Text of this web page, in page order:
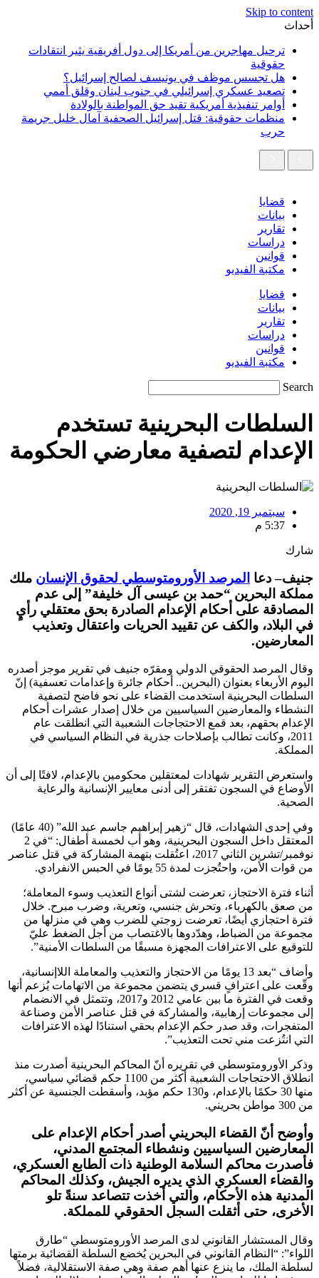
Skip to content
أحداث
ترحيل مهاجرين من أمريكا إلى دول أفريقية يثير انتقادات
حقوقية
هل تجسس موظف في يونيسف لصالح إسرائيل؟
تصعيد عسكري إسرائيلي في جنوب لبنان وقلق أممي
أوامر تنفيذية أمريكية تقيد حق المواطنة بالولادة
منظمات حقوقية: قتل إسرائيل الصحفية آمال خليل جريمة
حرب
قضايا
بيانات
تقارير
دراسات
قوانين
مكتبة الفيديو
قضايا
بيانات
تقارير
دراسات
قوانين
مكتبة الفيديو
Search
السلطات البحرينية تستخدم
الإعدام لتصفية معارضي الحكومة
سبتمبر 19, 2020
5:37 م
شارك
جنيف–دعا المرصد الأورومتوسطي لحقوق الإنسان ملك
مملكة البحرين “حمد بن عيسى آل خليفة” إلى عدم
المصادقة على أحكام الإعدام الصادرة بحق معتقلي رأيٍ
في البلاد، والكف عن تقييد الحريات واعتقال وتعذيب
المعارضين.
وقال المرصد الحقوقي الدولي ومقرّه جنيف في تقرير موجز أصدره
اليوم الأربعاء بعنوان (البحرين.. أحكام جائرة وإعدامات تعسفية) إنّ
السلطات البحرينية استخدمت القضاء على نحو فاضح لتصفية
النشطاء والمعارضين السياسيين من خلال إصدار عشرات أحكام
الإعدام بحقهم، بعد قمع الاحتجاجات الشعبية التي انطلقت عام
2011، وكانت تطالب بإصلاحات جذرية في النظام السياسي في
المملكة.
واستعرض التقرير شهادات لمعتقلين محكومين بالإعدام، لافتًا إلى أن
الأوضاع في السجون تفتقر إلى أدنى معايير الإنسانية والرعاية
الصحية.
وفي إحدى الشهادات، قال “زهير إبراهيم جاسم عبد الله” (40 عامًا)
المعتقل داخل السجون البحرينية، وهو أب لخمسة أطفال: “في 2
نوفمبر/تشرين الثاني 2017، اعتُقلت بتهمة المشاركة في قتل عناصر
من قوات الأمن، واحتُجزت لمدة 55 يومًا في الحبس الانفرادي.
أثناء فترة الاحتجاز، تعرضت لشتى أنواع التعذيب وسوء المعاملة؛
من صعق بالكهرباء، وتحرش جنسي، وتعرية، وضرب مبرح. خلال
فترة احتجازي أيضًا، تعرضت زوجتي للضرب وهي في منزلها من
مجموعة من الضباط، وهدّدوها بالاغتصاب من أجل الضغط عليّ
للتوقيع على الاعترافات المجهزة مسبقًا من السلطات الأمنية”.
وأضاف “بعد 13 يومًا من الاحتجاز والتعذيب والمعاملة اللاإنسانية،
وقّعت على اعترافٍ قسري يتضمن مجموعة من الاتهامات يُزعم أنها
وقعت في الفترة ما بين عامي 2012 و2017، وتتمثل في الانضمام
إلى مجموعات إرهابية، والمشاركة في قتل عناصر الأمن وصناعة
المتفجرات، وقد صدر حكم الإعدام بحقي استنادًا لهذه الاعترافات
التي انتُزعت مني تحت التعذيب”.
وذكر الأورومتوسطي في تقريره أنّ المحاكم البحرينية أصدرت منذ
انطلاق الاحتجاجات الشعبية أكثر من 1100 حكم قضائي سياسي،
منها 30 حكمًا بالإعدام، و130 حكم مؤبد، وأسقطت الجنسية عن أكثر
من 300 مواطن بحريني.
وأوضح أنّ القضاء البحريني أصدر أحكام الإعدام على
المعارضين السياسيين ونشطاء المجتمع المدني،
فأصدرت محاكم السلامة الوطنية ذات الطابع العسكري،
والقضاء العسكري الذي يديره الجيش، وكذلك المحاكم
المدنية هذه الأحكام، والتي أخذت تتصاعد سنةً تلو
الأخرى، حتى أثقلت السجل الحقوقي للمملكة.
وقال المستشار القانوني لدى المرصد الأورومتوسطي “طارق
اللواء”: “النظام القانوني في البحرين يُخضع السلطة القضائية برمتها
لسلطة الملك، ما ينزع عنها أهم صفة وهي صفة الاستقلالية، فضلاً